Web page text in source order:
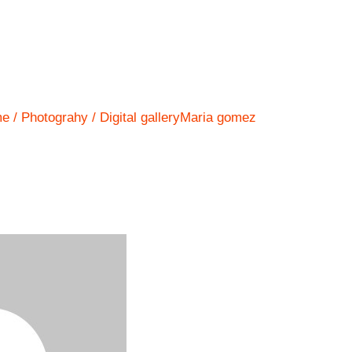
Photograhy Digital galleryMaria gomez